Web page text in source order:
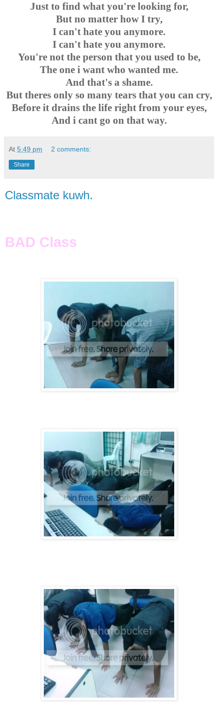
Just to find what you're looking for,
But no matter how I try,
I can't hate you anymore.
I can't hate you anymore.
You're not the person that you used to be,
The one i want who wanted me.
And that's a shame.
But theres only so many tears that you can cry,
Before it drains the life right from your eyes,
And i cant go on that way.
At 5:49 pm 2 comments:
Share
Classmate kuwh.
BAD Class